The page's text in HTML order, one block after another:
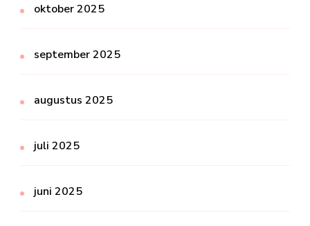
oktober 2025
september 2025
augustus 2025
juli 2025
juni 2025